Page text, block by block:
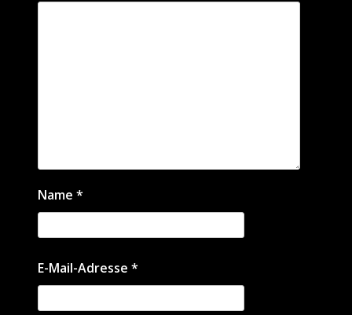
Name *
E-Mail-Adresse *